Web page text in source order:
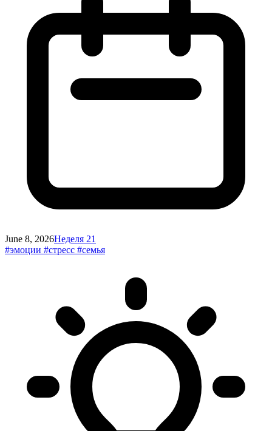
June 8, 2026Неделя 21
#эмоции #стресс #семья